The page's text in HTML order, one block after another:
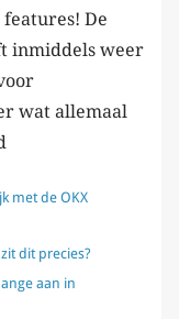
De
inmiddels weer
wat allemaal
met de OKX
dit precies?
aan in